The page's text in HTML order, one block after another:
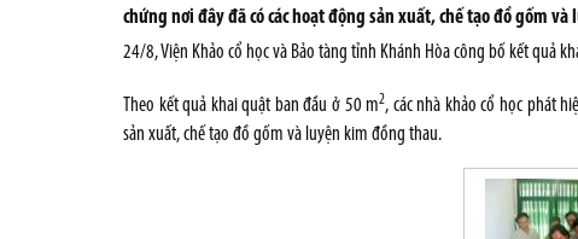
chứng nơi đây đã có các hoạt động sản xuất, chế tạo đồ gốm
24/8, Viện Khảo cổ học và Bảo tàng tỉnh Khánh Hòa công bố kết quả
Theo kết quả khai quật ban đầu ở 50 m2, các nhà khảo cổ học phát
sản xuất, chế tạo đồ gốm và luyện kim đồng thau.